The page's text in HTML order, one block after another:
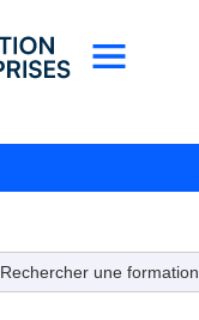
Rechercher une formation